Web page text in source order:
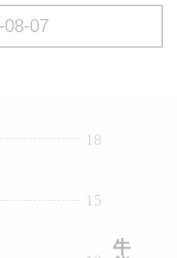
15
18
牛